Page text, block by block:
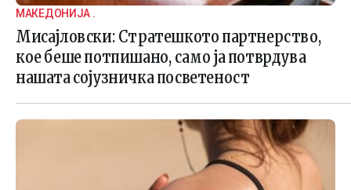
МАКЕДОНИЈА .
Мисајловски: Стратешкото партнерство,
кое беше потпишано, само ја потврдува
нашата сојузничка посветеност